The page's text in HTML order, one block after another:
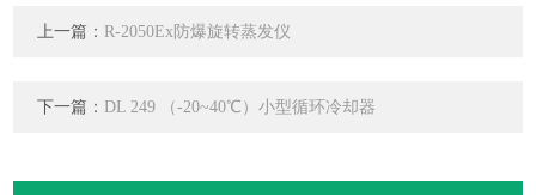
上一篇： R-2050Ex防爆旋转蒸发仪
下一篇： DL 249 （-20~40℃）小型循环冷却器